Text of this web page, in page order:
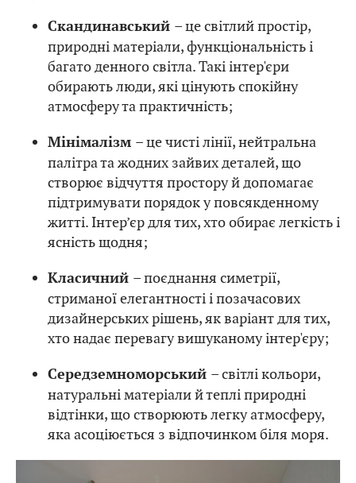
Скандинавський – це світлий простір,
природні матеріали, функціональність і
багато денного світла. Такі інтер'єри
обирають люди, які цінують спокійну
атмосферу та практичність;
Мінімалізм – це чисті лінії, нейтральна
палітра та жодних зайвих деталей, що
створює відчуття простору й допомагає
підтримувати порядок у повсякденному
житті. Інтер’єр для тих, хто обирає легкість і
ясність щодня;
Класичний – поєднання симетрії,
стриманої елегантності і позачасових
дизайнерських рішень, як варіант для тих,
хто надає перевагу вишуканому інтер'єру;
Середземноморський – світлі кольори,
натуральні матеріали й теплі природні
відтінки, що створюють легку атмосферу,
яка асоціюється з відпочинком біля моря.